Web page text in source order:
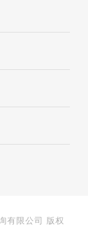
有限公司 版权